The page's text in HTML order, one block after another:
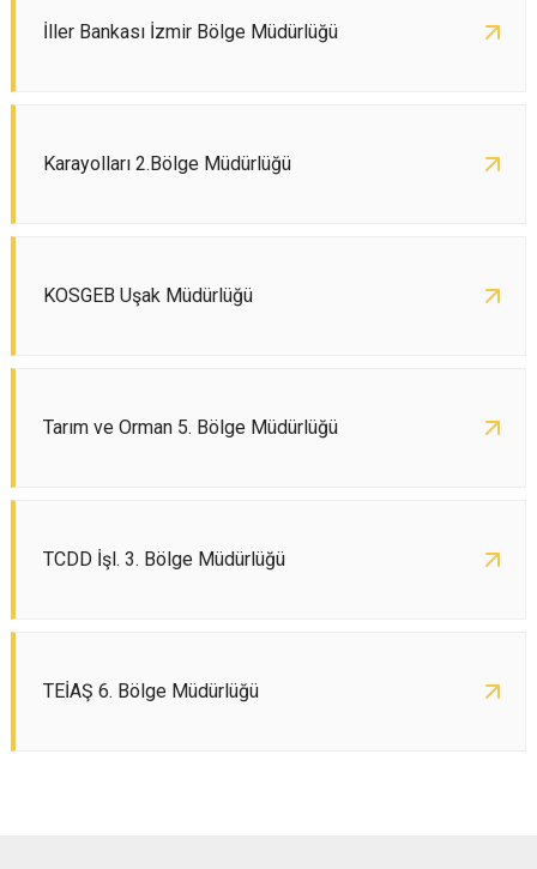
İller Bankası İzmir Bölge Müdürlüğü
Karayolları 2.Bölge Müdürlüğü
KOSGEB Uşak Müdürlüğü
Tarım ve Orman 5. Bölge Müdürlüğü
TCDD İşl. 3. Bölge Müdürlüğü
TEİAŞ 6. Bölge Müdürlüğü